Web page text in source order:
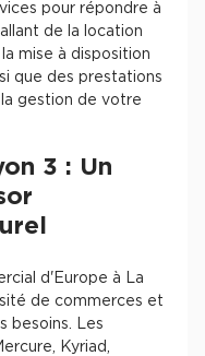
pour répondre à
de la location
mise à disposition
que des prestations
gestion de votre
3 : Un
d'Europe à La
de commerces et
besoins. Les
Kyriad,